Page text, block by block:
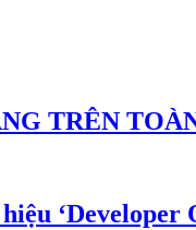
TRÊN
‘Developer